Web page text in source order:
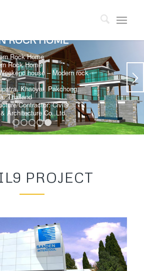
ROCK HOME
Rock Home
Rock Home
house – Modern rock
Khaoyai, Pakchong,
Thailand
Contractor: Civil9
Architecture Co.,Ltd.
1 2 3 4 5
PROJECT